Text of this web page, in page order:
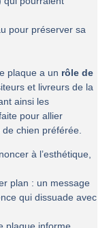
pour préserver sa
plaque a un rôle de
et livreurs de la
ainsi les
pour allier
chien préférée.
à l’esthétique,
plan : un message
qui dissuade avec